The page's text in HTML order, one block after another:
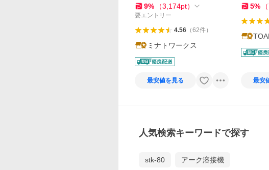
流溶接機 PSE EMI]
9% （3,174pt）
要エントリー
4.56（62件）
ミナトワークス
最安値を見る
5% （
グ店
最安
人気検索キーワードで探す
stk-80 アーク溶接機